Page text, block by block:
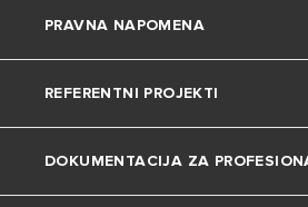
Uređenje doma
Česta pitanja
Katalozi i dokumentacija
Grijalice vode
Dizalice topline
Plinski bojleri
PRAVNA NAPOMENA
Privatnost
Kolačići
REFERENTNI PROJEKTI
Projekti
DOKUMENTACIJA ZA